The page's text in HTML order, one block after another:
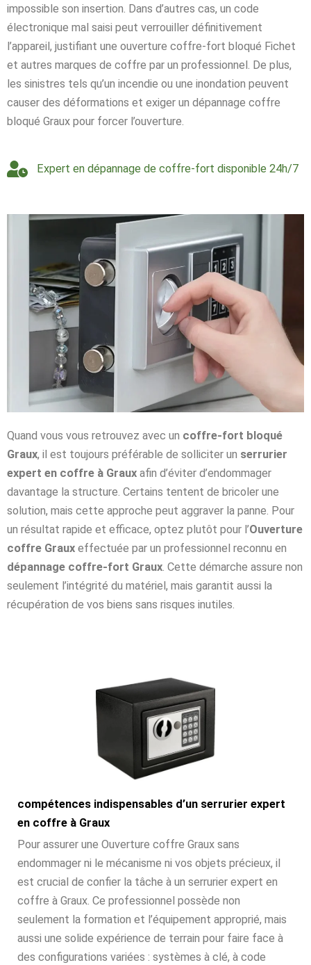
impossible son insertion. Dans d’autres cas, un code
électronique mal saisi peut verrouiller définitivement
l’appareil, justifiant une ouverture coffre-fort bloqué Fichet
et autres marques de coffre par un professionnel. De plus,
les sinistres tels qu’un incendie ou une inondation peuvent
causer des déformations et exiger un dépannage coffre
bloqué Graux pour forcer l’ouverture.
Expert en dépannage de coffre-fort disponible 24h/7
Quand vous vous retrouvez avec un coffre-fort bloqué
Graux, il est toujours préférable de solliciter un serrurier
expert en coffre à Graux afin d’éviter d’endommager
davantage la structure. Certains tentent de bricoler une
solution, mais cette approche peut aggraver la panne. Pour
un résultat rapide et efficace, optez plutôt pour l’Ouverture
coffre Graux effectuée par un professionnel reconnu en
dépannage coffre-fort Graux. Cette démarche assure non
seulement l’intégrité du matériel, mais garantit aussi la
récupération de vos biens sans risques inutiles.
compétences indispensables d’un serrurier expert
en coffre à Graux
Pour assurer une Ouverture coffre Graux sans
endommager ni le mécanisme ni vos objets précieux, il
est crucial de confier la tâche à un serrurier expert en
coffre à Graux. Ce professionnel possède non
seulement la formation et l’équipement approprié, mais
aussi une solide expérience de terrain pour faire face à
des configurations variées : systèmes à clé, à code